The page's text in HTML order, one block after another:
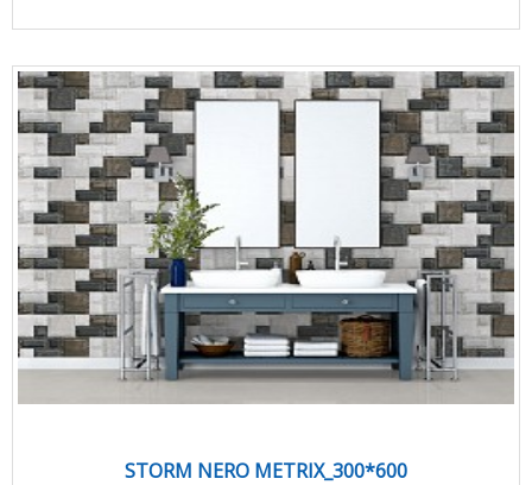
STORM NERO METRIX_300*600